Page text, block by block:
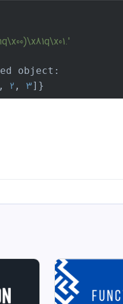
object:
, 2 , 3]}